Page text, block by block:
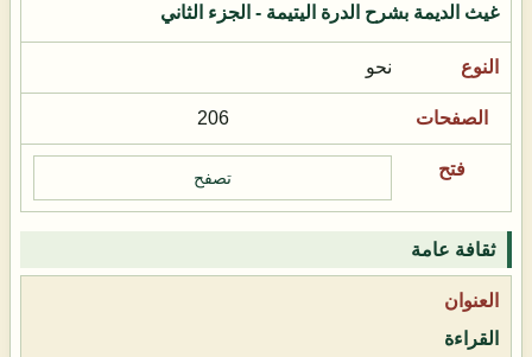
غيث الديمة بشرح الدرة اليتيمة - الجزء الثاني
نحو
206
تصفح
ثقافة عامة
القراءة